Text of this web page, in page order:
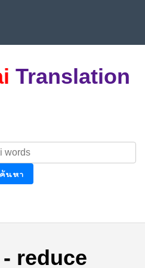
Translation
ค้นหา
- reduce